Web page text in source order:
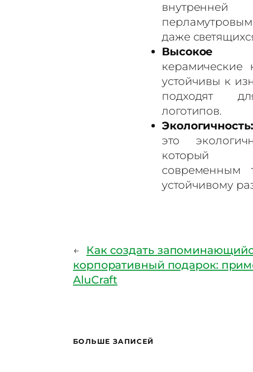
внутренней
даже
Высокое
керамические
устойчивы к
подходят
логотипов.
Экологичность:
это
который
современным
устойчивому
←
Как создать
корпоративный подарок:
AluCraft
БОЛЬШЕ ЗАПИСЕЙ